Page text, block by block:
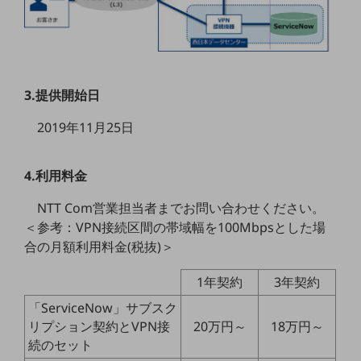
通信モジュール製品
IOT完了済みメーカーブランド製品
料金
料金TOP
ケータイプラン
5Gデータプラス
データプラス
home5Gプラン
モバイルサービス
端末の一元管理
3.提供開始日
2019年11月25日
4.利用料金
NTT Com営業担当者までお問い合わせください。
＜参考：VPN接続区間の帯域幅を100Mbpsとした場
合の月額利用料金(税抜)＞
1年契約
3年契約
「ServiceNow」サブスク
リプション契約とVPN接
続のセット
20万円～ 18万円～